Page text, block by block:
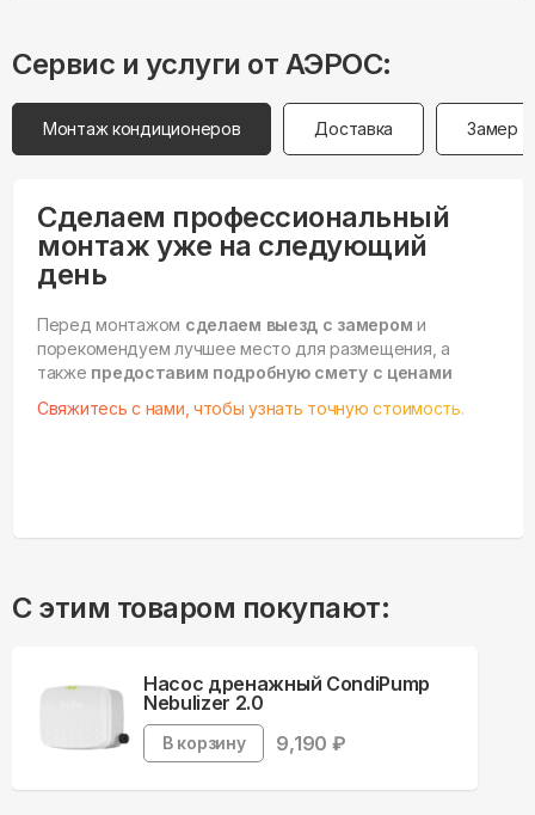
Сервис и услуги от АЭРОС:
Монтаж кондиционеров Доставка Замер
Сделаем профессиональный
монтаж уже на следующий
день
Перед монтажом сделаем выезд с замером и
порекомендуем лучшее место для размещения, а
также предоставим подробную смету с ценами
Свяжитесь с нами, чтобы узнать точную стоимость.
С этим товаром покупают:
Насос дренажный CondiPump
Nebulizer 2.0
В корзину 9,190 ₽